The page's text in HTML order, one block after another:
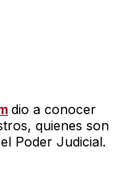
dio a conocer
quienes son
Poder Judicial.